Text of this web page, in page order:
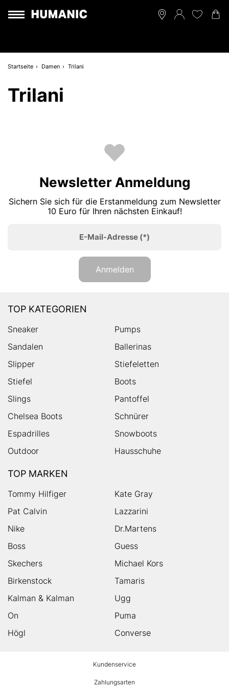
Startseite Damen Trilani
Trilani
Newsletter Anmeldung
Sichern Sie sich für die Erstanmeldung zum Newsletter
10 Euro für Ihren nächsten Einkauf!
E-Mail-Adresse (*)
Anmelden
TOP KATEGORIEN
Sneaker
Pumps
Sandalen
Ballerinas
Slipper
Stiefeletten
Stiefel
Boots
Slings
Pantoffel
Chelsea Boots
Schnürer
Espadrilles
Snowboots
Outdoor
Hausschuhe
TOP MARKEN
Tommy Hilfiger
Kate Gray
Pat Calvin
Lazzarini
Nike
Dr.Martens
Boss
Guess
Skechers
Michael Kors
Birkenstock
Tamaris
Kalman & Kalman
Ugg
On
Puma
Högl
Converse
Kundenservice
Zahlungsarten